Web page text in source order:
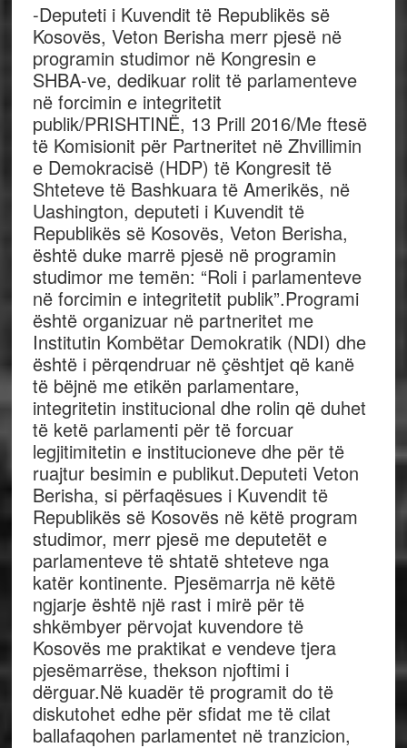
-Deputeti i Kuvendit të Republikës së
Kosovës, Veton Berisha merr pjesë në
programin studimor në Kongresin e
SHBA-ve, dedikuar rolit të parlamenteve
në forcimin e integritetit
publik/PRISHTINË, 13 Prill 2016/Me ftesë
të Komisionit për Partneritet në Zhvillimin
e Demokracisë (HDP) të Kongresit të
Shteteve të Bashkuara të Amerikës, në
Uashington, deputeti i Kuvendit të
Republikës së Kosovës, Veton Berisha,
është duke marrë pjesë në programin
studimor me temën: “Roli i parlamenteve
në forcimin e integritetit publik”.Programi
është organizuar në partneritet me
Institutin Kombëtar Demokratik (NDI) dhe
është i përqendruar në çështjet që kanë
të bëjnë me etikën parlamentare,
integritetin institucional dhe rolin që duhet
të ketë parlamenti për të forcuar
legjitimitetin e institucioneve dhe për të
ruajtur besimin e publikut.Deputeti Veton
Berisha, si përfaqësues i Kuvendit të
Republikës së Kosovës në këtë program
studimor, merr pjesë me deputetët e
parlamenteve të shtatë shteteve nga
katër kontinente. Pjesëmarrja në këtë
ngjarje është një rast i mirë për të
shkëmbyer përvojat kuvendore të
Kosovës me praktikat e vendeve tjera
pjesëmarrëse, thekson njoftimi i
dërguar.Në kuadër të programit do të
diskutohet edhe për sfidat me të cilat
ballafaqohen parlamentet në tranzicion,